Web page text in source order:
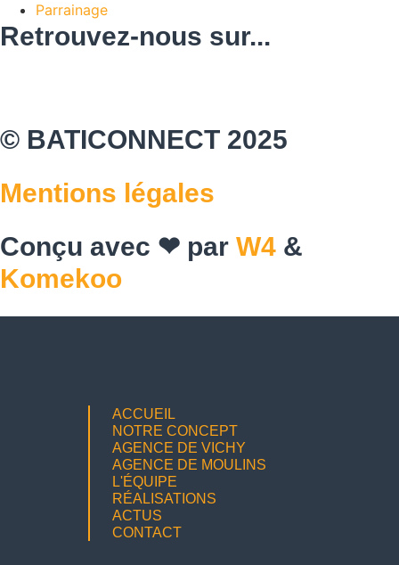
Parrainage
Retrouvez-nous sur...
© BATICONNECT 2025
Mentions légales
Conçu avec ❤ par W4 &
Komekoo
ACCUEIL
NOTRE CONCEPT
AGENCE DE VICHY
AGENCE DE MOULINS
L'ÉQUIPE
RÉALISATIONS
ACTUS
CONTACT